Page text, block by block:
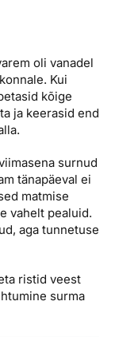
oli vanadel
Kui
kõige
ja keerasid end
surnud
tänapäeval ei
matmise
vahelt pealuid.
aga tunnetuse
ristid veest
surma